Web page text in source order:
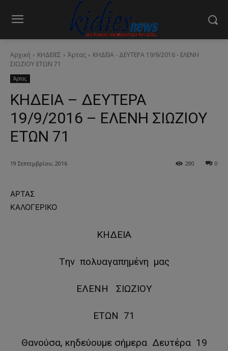
Αρχική ΚΗΔΕΙΕΣ Άρτας
ΚΗΔΕΙΑ - ΔΕΥΤΕΡΑ 19/9/2016 - ΕΛΕΝΗ
ΣΙΩΖΙΟΥ ΕΤΩΝ 71
Άρτας
ΚΗΔΕΙΑ – ΔΕΥΤΕΡΑ
19/9/2016 – ΕΛΕΝΗ ΣΙΩΖΙΟΥ
ΕΤΩΝ 71
19 Σεπτεμβρίου, 2016 0
280
ΑΡΤΑΣ
ΚΑΛΟΓΕΡΙΚΟ
ΚΗΔΕΙΑ
Tην πολυαγαπημένη μας
ΕΛΕΝΗ ΣΙΩΖΙΟΥ
ΕΤΩΝ 71
Θανούσα, κηδεύουμε σήμερα Δευτέρα 19